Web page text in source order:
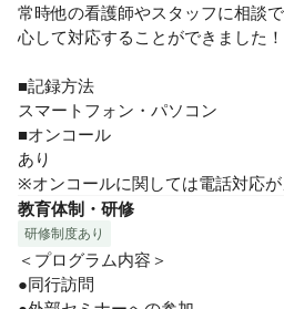
常時他の看護師やスタッフに相談
心して対応することができました！
■記録方法
スマートフォン・パソコン
■オンコール
あり
※オンコールに関しては電話対応が
教育体制・研修
研修制度あり
＜プログラム内容＞
●同行訪問